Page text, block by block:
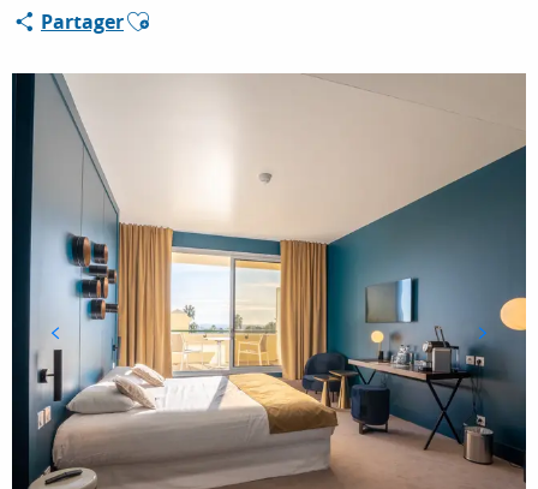
SÉJOURNER
PartagerAjouter aux favoris